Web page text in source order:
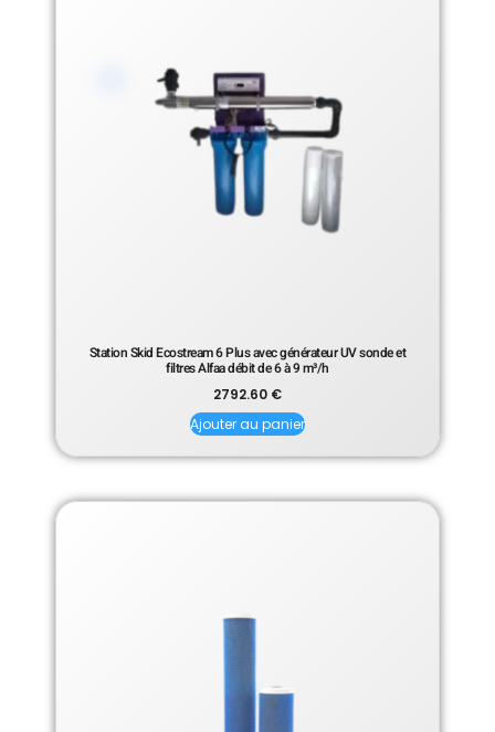
Station Skid Ecostream 6 Plus avec générateur UV sonde et
filtres Alfaa débit de 6 à 9 m³/h
2792.60 €
Ajouter au panier